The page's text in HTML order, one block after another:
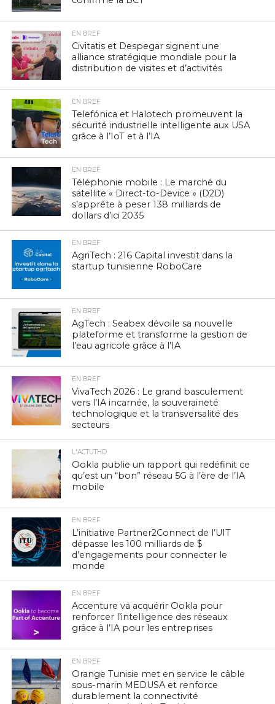
EN BREF
Civitatis et Despegar signent une
alliance stratégique mondiale pour la
distribution de visites et d’activités
EN BREF
Telefónica et Halotech promeuvent la
sécurité industrielle intelligente aux USA
grâce à l’IoT et à l’IA
EN BREF
Téléphonie mobile : Le marché du
satellite « Direct-to-Device » (D2D)
s’apprête à peser 138 milliards de
dollars d’ici 2035
EN BREF
AgriTech : 216 Capital investit dans la
startup tunisienne RoboCare
EN BREF
AgTech : Seabex dévoile sa nouvelle
plateforme et transforme la gestion de
l’eau agricole grâce à l’IA
EN BREF
VivaTech 2026 : Le grand basculement
vers l’IA incarnée, la souveraineté
technologique et la transversalité des
secteurs
L'ACTUTHD
Ookla publie un rapport qui redéfinit ce
qu’est un “bon” réseau 5G à l’ère de l’IA
mobile
EN BREF
L’initiative Partner2Connect de l’UIT
dépasse les 100 milliards de $
d’engagements pour connecter le
monde
EN BREF
Accenture va acquérir Ookla pour
renforcer l’intelligence des réseaux
grâce à l’IA pour les entreprises
EN BREF
Orange Tunisie met en service le câble
sous-marin MEDUSA et renforce
durablement la connectivité